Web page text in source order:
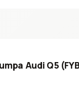
Audi Q5